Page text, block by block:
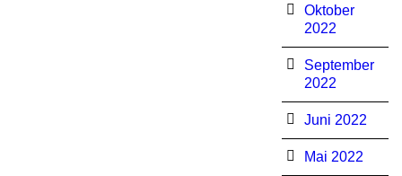
Oktober
2022
September
2022
Juni 2022
Mai 2022